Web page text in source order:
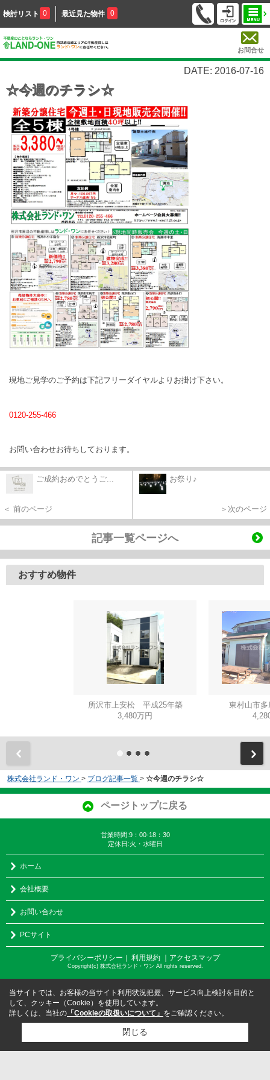
検討リスト 0 最近見た物件 0
お問合せ
DATE: 2016-07-16
☆今週のチラシ☆
現地ご見学のご予約は下記フリーダイヤルよりお掛け下さい。
0120-255-466
お問い合わせお待ちしております。
ご成約おめでとうご...
＜ 前のページ
お祭り♪
＞次のページ
記事一覧ページへ
おすすめ物件
所沢市上安松 平成25年築
3,480万円
東村山市
株式会社ランド・ワン > ブログ記事一覧 > ☆今週のチラシ☆
ページトップに戻る
営業時間:9：00-18：30
定休日:火・水曜日
ホーム
会社概要
お問い合わせ
PCサイト
プライバシーポリシー 利用規約 ｜アクセスマップ
Copyright(c) 株式会社ランド・ワン All rights reserved.
当サイトでは、お客様の当サイト利用状況把握、サービス向上検討を目的と
して、クッキー（Cookie）を使用しています。
詳しくは、当社の 「Cookieの取扱いについて」 をご確認ください。
閉じる